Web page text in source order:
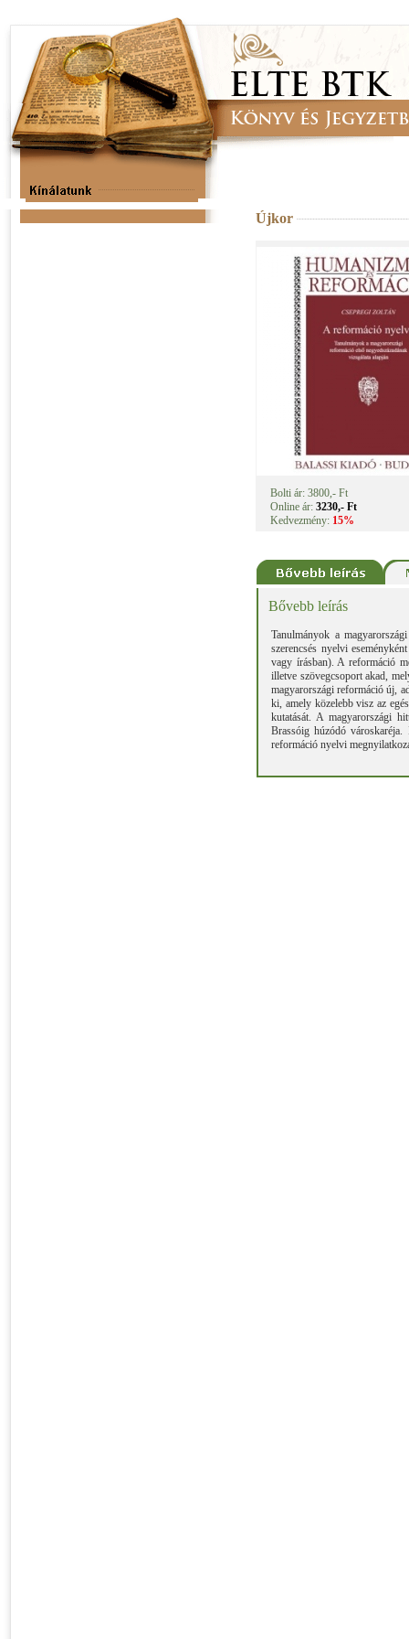
Újkor
Bolti ár: 3800,- Ft
Online ár: 3230,- Ft
Kedvezmény: 15%
Bővebb leírás
Tanulmányok a
szerencsés nyelvi
vagy írásban). A reformáció
illetve szövegcsoport akad,
magyarországi reformáció új,
ki, amely közelebb visz az
kutatását. A magyarországi
Brassóig húzódó
reformáció nyelvi